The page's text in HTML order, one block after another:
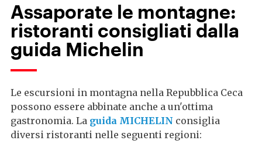
Assaporate le montagne:
ristoranti consigliati dalla
guida Michelin
Le escursioni in montagna nella Repubblica Ceca
possono essere abbinate anche a un'ottima
gastronomia. La guida MICHELIN consiglia
diversi ristoranti nelle seguenti regioni: